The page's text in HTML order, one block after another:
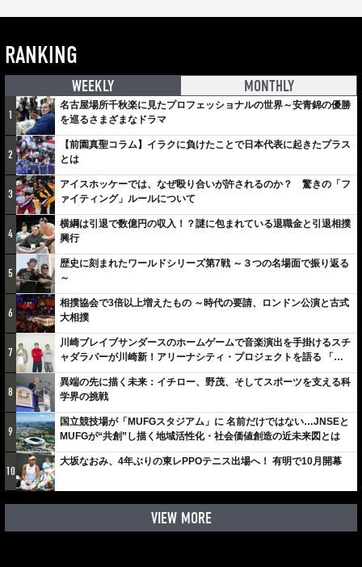
RANKING
WEEKLY MONTHLY
1
名古屋場所千秋楽に見たプロフェッショナルの世界～安青錦の優勝
を巡るさまざまなドラマ
2
【前園真聖コラム】イラクに負けたことで日本代表に起きたプラス
とは
3
アイスホッケーでは、なぜ殴り合いが許されるのか？ 驚きの「フ
ァイティング」ルールについて
4
横綱は引退で数億円の収入！？謎に包まれている退職金と引退相撲
興行
5
歴史に刻まれたワールドシリーズ第7戦 ～３つの名場面で振り返る
～
6
相撲協会で3倍以上増えたもの ～時代の要請、ロンドン公演と古式
大相撲
7
川崎ブレイブサンダースのホームゲームで音楽演出を手掛けるスチ
ャダラパーが川崎新！アリーナシティ・プロジェクトを語る 「楽
しみでしかないでしょ。川崎は、ずっと成長曲線だから」
8
異端の先に描く未来：イチロー、野茂、そしてスポーツを支える科
学界の挑戦
9
国立競技場が「MUFGスタジアム」に 名前だけではない…JNSEと
MUFGが“共創”し描く地域活性化・社会価値創造の近未来図とは
10
大坂なおみ、4年ぶりの東レPPOテニス出場へ！ 有明で10月開幕
VIEW MORE